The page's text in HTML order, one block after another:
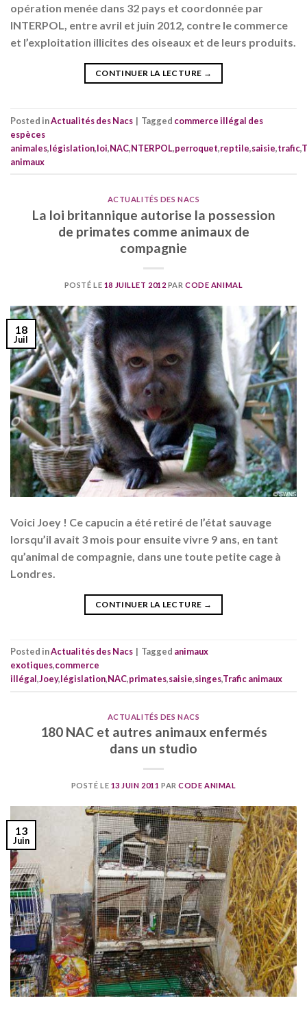
opération menée dans 32 pays et coordonnée par
INTERPOL, entre avril et juin 2012, contre le commerce
et l’exploitation illicites des oiseaux et de leurs produits.
CONTINUER LA LECTURE →
Posted inActualités des Nacs | Tagged commerce illégal des
espèces
animales,législation,loi,NAC,NTERPOL,perroquet,reptile,saisie,trafic,
animaux
ACTUALITÉS DES NACS
La loi britannique autorise la possession
de primates comme animaux de
compagnie
POSTÉ LE 18 JUILLET 2012 PARCODE ANIMAL
18
Juil
Voici Joey ! Ce capucin a été retiré de l’état sauvage
lorsqu’il avait 3 mois pour ensuite vivre 9 ans, en tant
qu’animal de compagnie, dans une toute petite cage à
Londres.
CONTINUER LA LECTURE →
Posted inActualités des Nacs | Tagged animaux
exotiques,commerce
illégal,Joey,législation,NAC,primates,saisie,singes,Trafic animaux
ACTUALITÉS DES NACS
180 NAC et autres animaux enfermés
dans un studio
POSTÉ LE 13 JUIN 2011 PARCODE ANIMAL
13
Juin